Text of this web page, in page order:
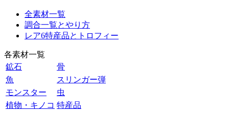
全素材一覧
調合一覧とやり方
レア6特産品とトロフィー
各素材一覧
鉱石
骨
魚
スリンガー弾
モンスター
虫
植物・キノコ 特産品